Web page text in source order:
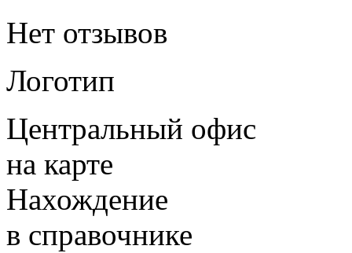
Нет отзывов
Логотип
Центральный офис
на карте
Нахождение
в справочнике